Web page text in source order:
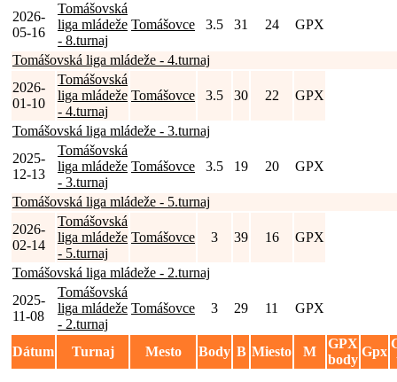
2026-
05-16
Tomášovská
liga mládeže
- 8.turnaj
Tomášovce 3.5 31 24 GPX
Tomášovská liga mládeže - 4.turnaj
2026-
01-10
Tomášovská
liga mládeže
- 4.turnaj
Tomášovce 3.5 30 22 GPX
Tomášovská liga mládeže - 3.turnaj
2025-
12-13
Tomášovská
liga mládeže
- 3.turnaj
Tomášovce 3.5 19 20 GPX
Tomášovská liga mládeže - 5.turnaj
2026-
02-14
Tomášovská
liga mládeže
- 5.turnaj
Tomášovce 3 39 16 GPX
Tomášovská liga mládeže - 2.turnaj
2025-
11-08
Tomášovská
liga mládeže
- 2.turnaj
Tomášovce 3 29 11 GPX
Dátum Turnaj Mesto Body B Miesto M
GPX
body
Gpx